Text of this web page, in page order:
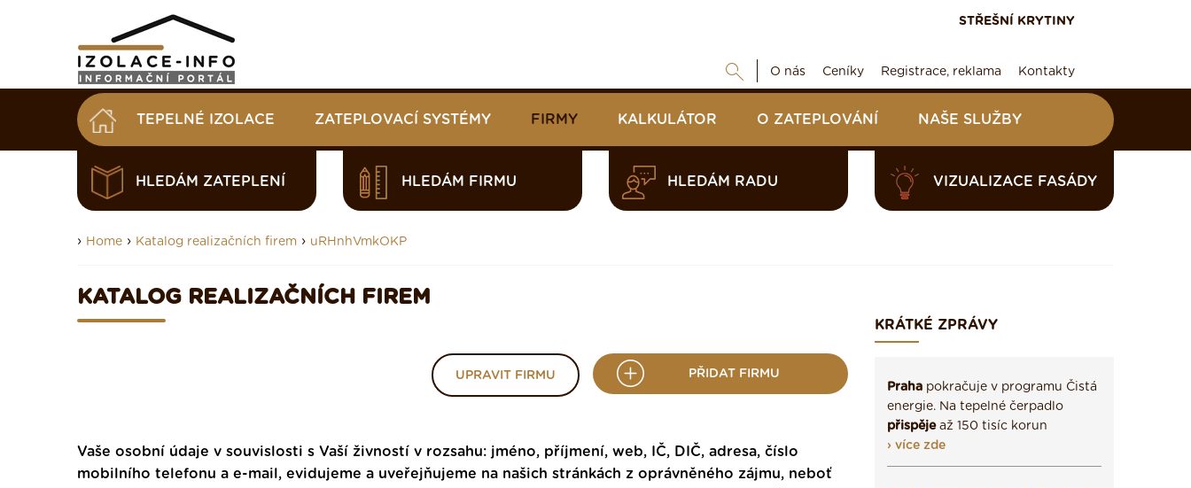
STŘEŠNÍ KRYTINY
O nás Ceníky Registrace, reklama Kontakty
TEPELNÉ IZOLACE ZATEPLOVACÍ SYSTÉMY FIRMY KALKULÁTOR O ZATEPLOVÁNÍ NAŠE SLUŽBY
HLEDÁM ZATEPLENÍ HLEDÁM FIRMU HLEDÁM RADU VIZUALIZACE FASÁDY
› Home › Katalog realizačních firem › uRHnhVmkOKP
KATALOG REALIZAČNÍCH FIREM
UPRAVIT FIRMU PŘIDAT FIRMU
Vaše osobní údaje v souvislosti s Vaší živností v rozsahu: jméno, příjmení, web, IČ, DIČ, adresa, číslo
mobilního telefonu a e-mail, evidujeme a uveřejňujeme na našich stránkách z oprávněného zájmu, neboť
KRÁTKÉ ZPRÁVY
Praha pokračuje v programu Čistá
energie. Na tepelné čerpadlo
přispějeaž 150 tisíc korun
› více zde